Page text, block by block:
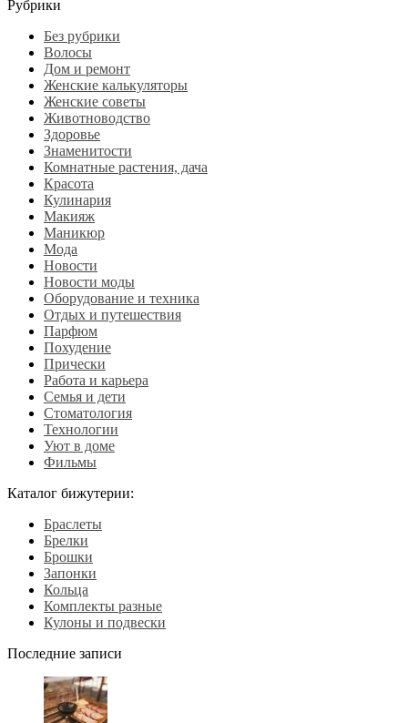
Рубрики
Без рубрики
Волосы
Дом и ремонт
Женские калькуляторы
Женские советы
Животноводство
Здоровье
Знаменитости
Комнатные растения, дача
Красота
Кулинария
Макияж
Маникюр
Мода
Новости
Новости моды
Оборудование и техника
Отдых и путешествия
Парфюм
Похудение
Прически
Работа и карьера
Семья и дети
Стоматология
Технологии
Уют в доме
Фильмы
Каталог бижутерии:
Браслеты
Брелки
Брошки
Запонки
Кольца
Комплекты разные
Кулоны и подвески
Последние записи